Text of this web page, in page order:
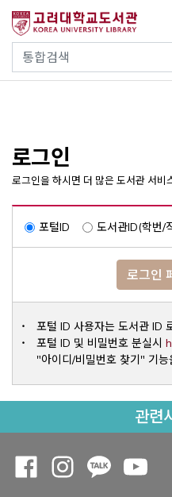
건
통합검색
사이트내 검색
로그인
로그인을 하시면 더 많은 도서관 서비
포털ID 도서관ID(학번/
로그인
포털 ID 사용자는 도서관 ID
포털 ID 및 비밀번호 분실시
"아이디/비밀번호 찾기" 기
관련
Opens a new window
Opens a new
Opens a